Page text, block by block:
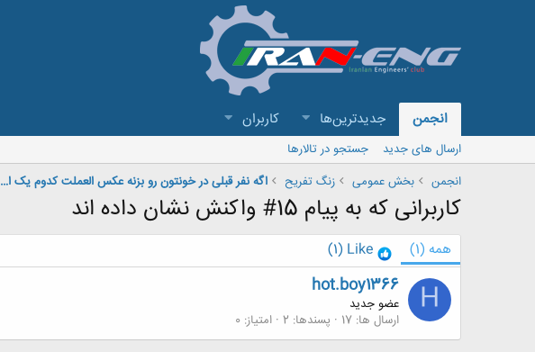
انجمن جدیدترین‌ها کاربران
ارسال های جدید
جستجو در تالارها
انجمن
بخش عمومی زنگ تفريح اگه نفر قبلی در خونتون رو بزنه عکس العملت کدوم یک از این حالتهاست؟
کاربرانی که به پیام 15# واکنش نشان داده اند
همه (1)
Like
(1)
H
hot.boy1366
عضو جدید
ارسال ها 17 پسندها 2 امتیاز 0